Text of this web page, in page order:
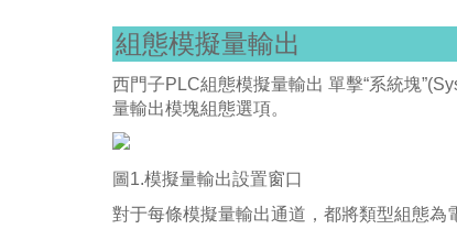
組態模擬量輸出
西門子PLC組態模擬量輸出 單擊“系統塊
量輸出模塊組態選項。
圖1.模擬量輸出設置窗口
對于每條模擬量輸出通道，都將類型組態為